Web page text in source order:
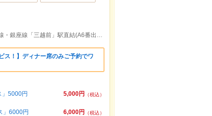
新日本橋・三越前駅直結！東京メトロ半蔵門線・銀座線「三越前」駅直結(A6番出口)／JR総武線快速「新日本橋」駅直結
ス！】ディナー席のみご予約でワ
5,000円
（税込）
」5000円
6,000円
（税込）
」6000円